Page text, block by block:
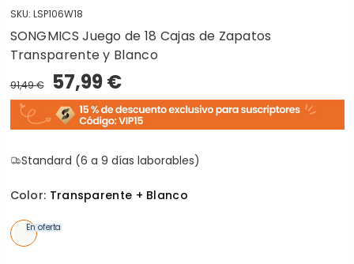
SKU: LSP106W18
SONGMICS Juego de 18 Cajas de Zapatos
Transparente y Blanco
91,49 € 57,99 €
Standard (6 a 9 días laborables)
Color: Transparente + Blanco
En oferta